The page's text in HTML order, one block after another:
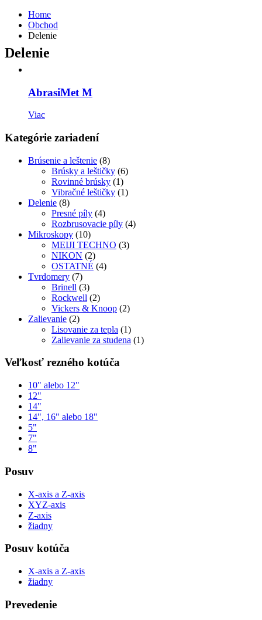
Home
Obchod
Delenie
Delenie
AbrasiMet M
Viac
Kategórie zariadení
Brúsenie a leštenie (8)
Brúsky a leštičky (6)
Rovinné brúsky (1)
Vibračné leštičky (1)
Delenie (8)
Presné píly (4)
Rozbrusovacie píly (4)
Mikroskopy (10)
MEIJI TECHNO (3)
NIKON (2)
OSTATNÉ (4)
Tvrdomery (7)
Brinell (3)
Rockwell (2)
Vickers & Knoop (2)
Zalievanie (2)
Lisovanie za tepla (1)
Zalievanie za studena (1)
Veľkosť rezného kotúča
10" alebo 12"
12"
14"
14", 16" alebo 18"
5"
7"
8"
Posuv
X-axis a Z-axis
XYZ-axis
Z-axis
žiadny
Posuv kotúča
X-axis a Z-axis
žiadny
Prevedenie